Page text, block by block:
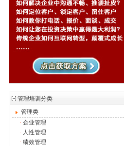
管理培训分类
管理类
· 企业管理
· 人性管理
· 绩效管理